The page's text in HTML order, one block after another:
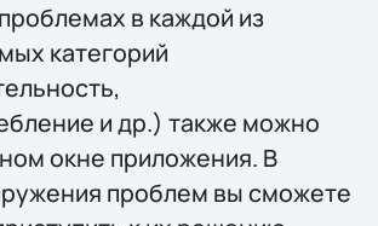
в каждой из
категорий
и др.) также можно
окне приложения. В
проблем вы сможете